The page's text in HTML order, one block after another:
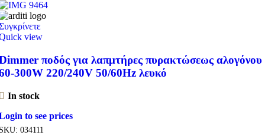
view
ποδός για λαπμτήρες πυρακτώσεως αλογόνου
300W 220/240V 50/60Hz λευκό
In stock
to see prices
034111